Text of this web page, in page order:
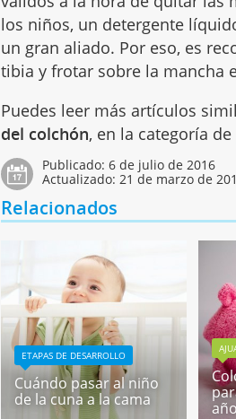
los niños, un detergente
un gran aliado. Por eso, es
tibia y frotar sobre la mancha
Puedes leer más artículos
del colchón, en la categoría de
Publicado:6 de julio de 2016
Actualizado:21 de marzo de
Relacionados
ETAPAS DE DESARROLLO
Cuándo pasar al niño
de la cuna a la cama